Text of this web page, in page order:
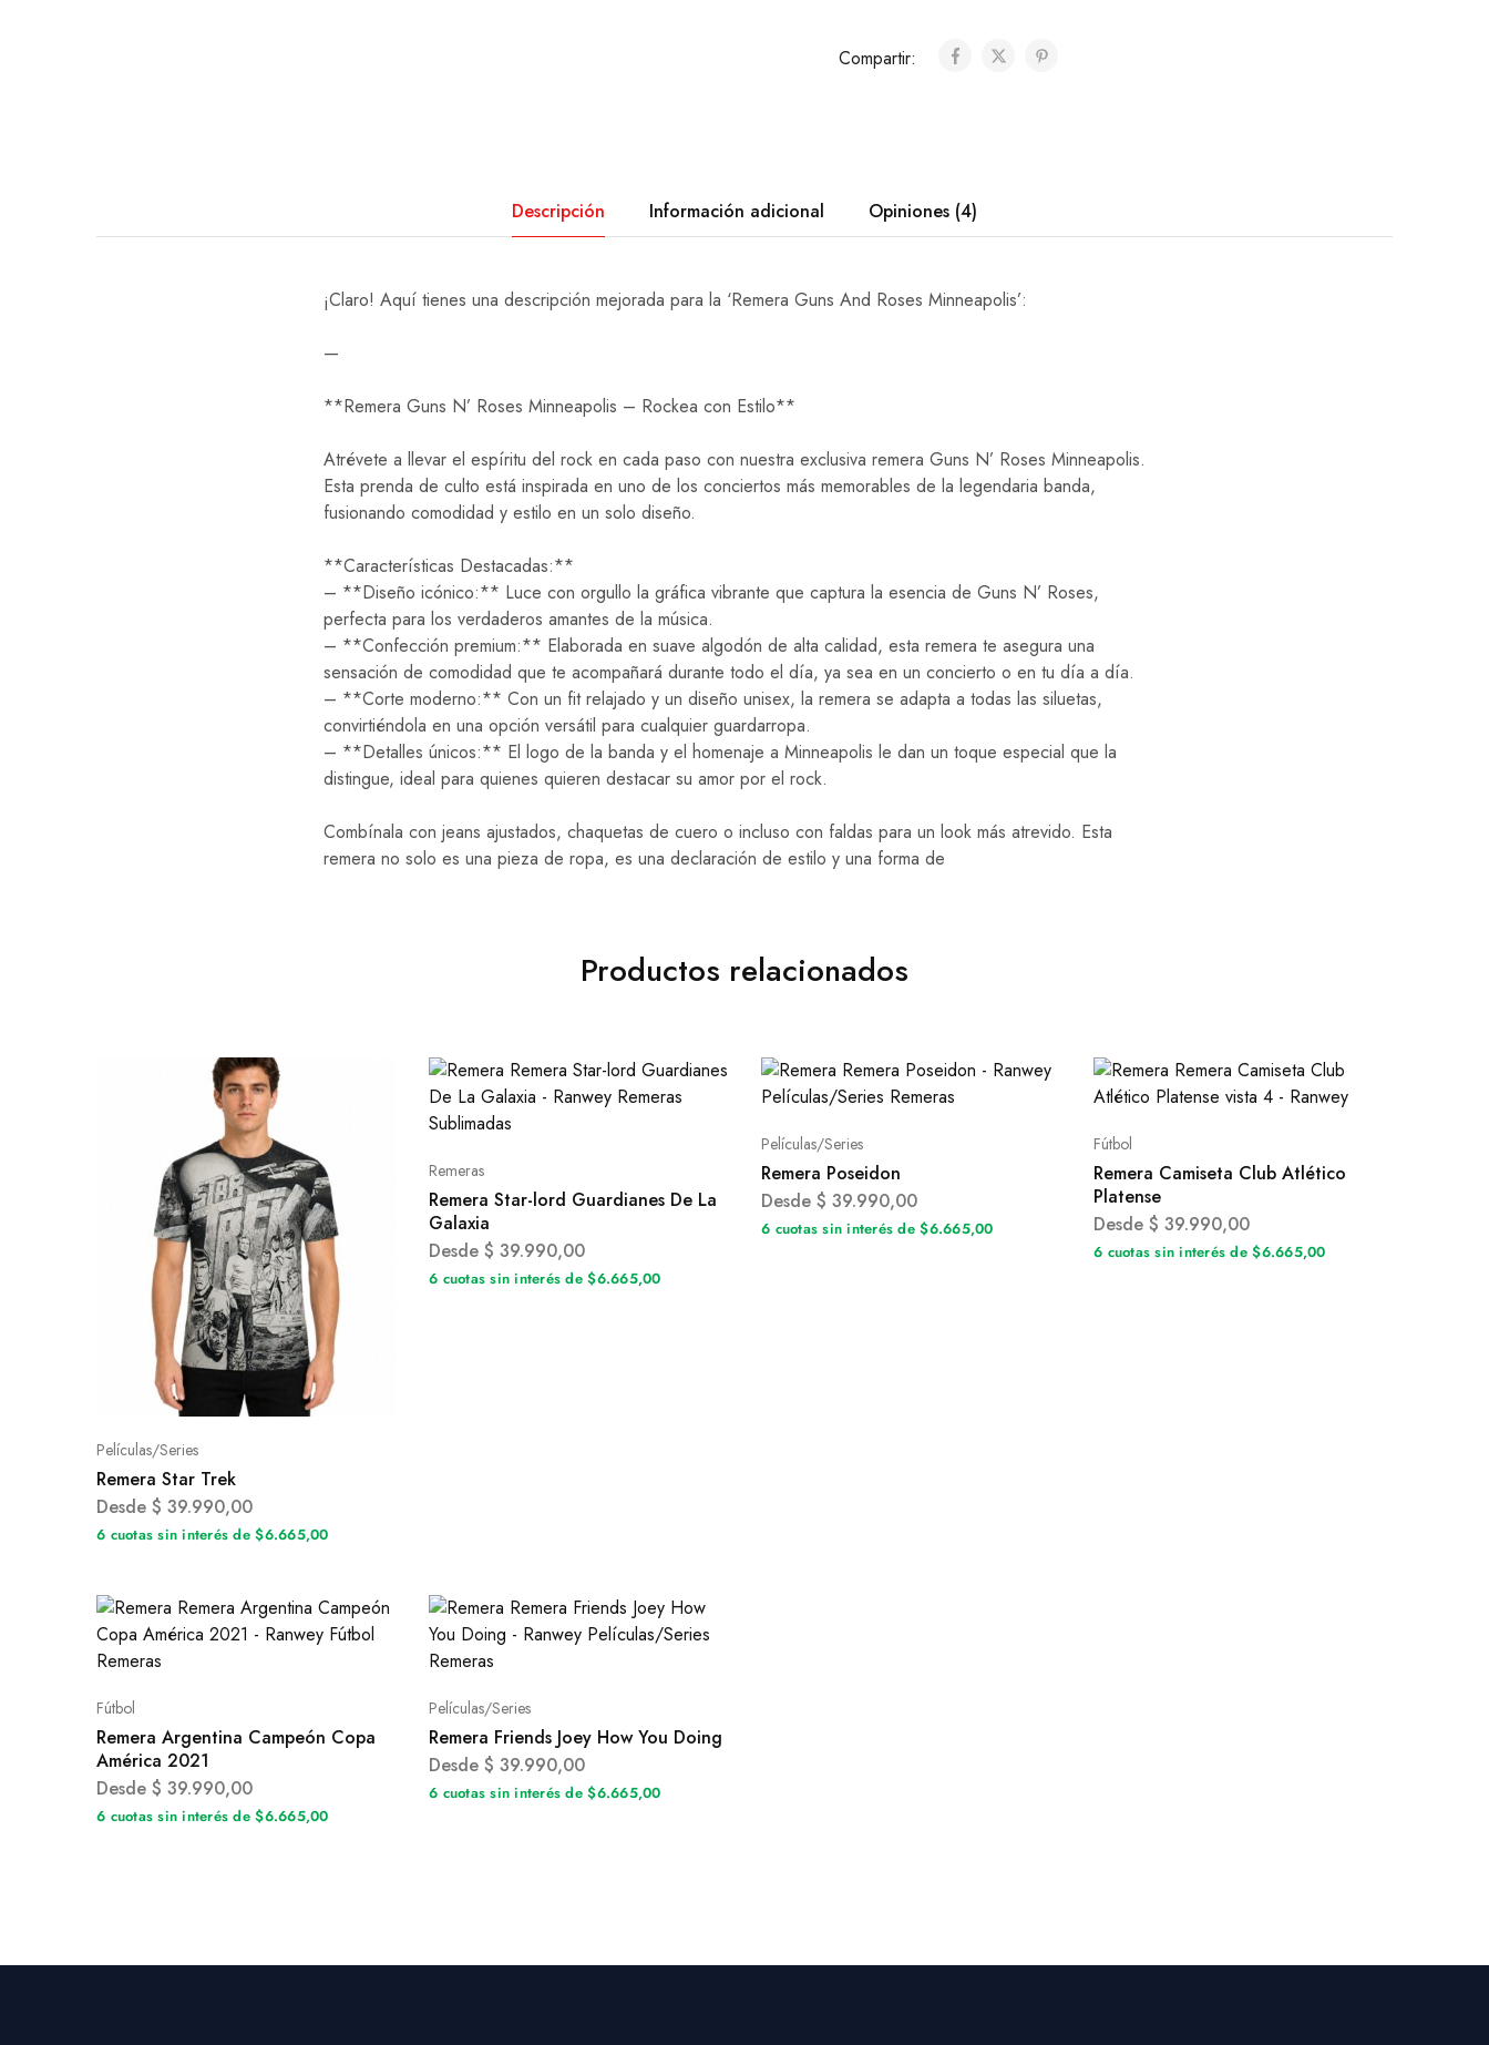
Compartir:
Descripción Información adicional Opiniones (4)
¡Claro! Aquí tienes una descripción mejorada para la ‘Remera Guns And Roses Minneapolis’:
—
**Remera Guns N’ Roses Minneapolis – Rockea con Estilo**
Atrévete a llevar el espíritu del rock en cada paso con nuestra exclusiva remera Guns N’ Roses Minneapolis.
Esta prenda de culto está inspirada en uno de los conciertos más memorables de la legendaria banda,
fusionando comodidad y estilo en un solo diseño.
**Características Destacadas:**
– **Diseño icónico:** Luce con orgullo la gráfica vibrante que captura la esencia de Guns N’ Roses,
perfecta para los verdaderos amantes de la música.
– **Confección premium:** Elaborada en suave algodón de alta calidad, esta remera te asegura una
sensación de comodidad que te acompañará durante todo el día, ya sea en un concierto o en tu día a día.
– **Corte moderno:** Con un fit relajado y un diseño unisex, la remera se adapta a todas las siluetas,
convirtiéndola en una opción versátil para cualquier guardarropa.
– **Detalles únicos:** El logo de la banda y el homenaje a Minneapolis le dan un toque especial que la
distingue, ideal para quienes quieren destacar su amor por el rock.
Combínala con jeans ajustados, chaquetas de cuero o incluso con faldas para un look más atrevido. Esta
remera no solo es una pieza de ropa, es una declaración de estilo y una forma de
Productos relacionados
Películas/Series
Remera Star Trek
Desde $ 39.990,00
6 cuotas sin interés de $6.665,00
Remeras
Remera Star-lord Guardianes De La
Galaxia
Desde $ 39.990,00
6 cuotas sin interés de $6.665,00
Películas/Series
Remera Poseidon
Desde $ 39.990,00
6 cuotas sin interés de $6.665,00
Fútbol
Remera Camiseta Club Atlético
Platense
Desde $ 39.990,00
6 cuotas sin interés de $6.665,00
Fútbol
Remera Argentina Campeón Copa
América 2021
Desde $ 39.990,00
6 cuotas sin interés de $6.665,00
Películas/Series
Remera Friends Joey How You Doing
Desde $ 39.990,00
6 cuotas sin interés de $6.665,00